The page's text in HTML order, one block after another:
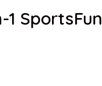
1 SportsFun